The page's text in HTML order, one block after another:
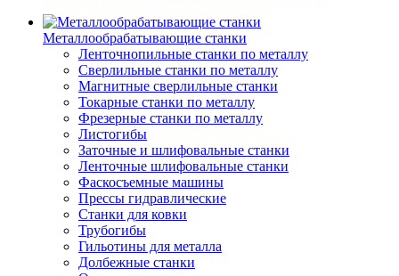
Металлообрабатывающие станки
Ленточнопильные станки по металлу
Сверлильные станки по металлу
Магнитные сверлильные станки
Токарные станки по металлу
Фрезерные станки по металлу
Листогибы
Заточные и шлифовальные станки
Ленточные шлифовальные станки
Фаскосъемные машины
Прессы гидравлические
Станки для ковки
Трубогибы
Гильотины для металла
Долбежные станки